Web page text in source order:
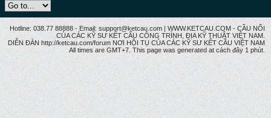
Hotline: 038.77 88888 - Email: support@ketcau.com | WWW.KETCAU.COM - CẦU NỐI
CỦA CÁC KỸ SƯ KẾT CẤU CÔNG TRÌNH, ĐỊA KỸ THUẬT VIỆT NAM.
DIỄN ĐÀN http://ketcau.com/forum NƠI HỘI TỤ CỦA CÁC KỸ SƯ KẾT CÂU VIỆT NAM
All times are GMT+7. This page was generated at cách đây 1 phút.